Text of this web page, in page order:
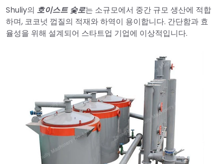
Shuliy의 호이스트 숯로는 소규모에서 중간 규모 생산에 적합
하며, 코코넛 껍질의 적재와 하역이 용이합니다. 간단함과 효
율성을 위해 설계되어 스타트업 기업에 이상적입니다.